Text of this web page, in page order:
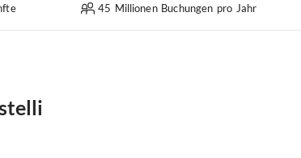
45 Millionen Buchungen pro Jahr